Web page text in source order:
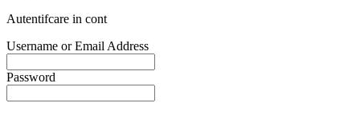
Autentifcare in cont
Username or Email Address
Password